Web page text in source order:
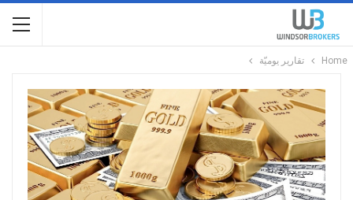
Home تقارير يوميّة